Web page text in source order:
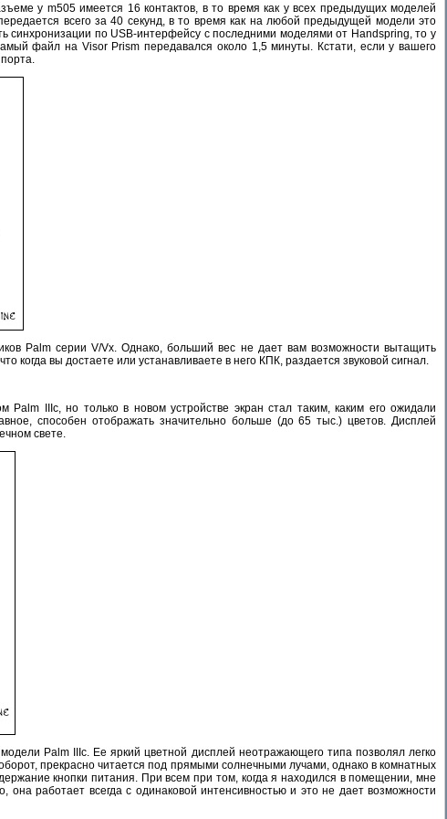
у m505 имеется 16 контактов, в то время как у всех предыдущих моделей
всего за 40 секунд, в то время как на любой предыдущей модели это
синхронизации по USB-интерфейсу с последними моделями от Handspring, то у
файл на Visor Prism передавался около 1,5 минуты. Кстати, если у вашего
Palm серии V/Vx. Однако, больший вес не дает вам возможности вытащить
вы достаете или устанавливаете в него КПК, раздается звуковой сигнал.
IIIc, но только в новом устройстве экран стал таким, каким его ожидали
способен отображать значительно больше (до 65 тыс.) цветов. Дисплей
свете.
Palm IIIc. Ее яркий цветной дисплей неотражающего типа позволял легко
прекрасно читается под прямыми солнечными лучами, однако в комнатных
кнопки питания. При всем при том, когда я находился в помещении, мне
она работает всегда с одинаковой интенсивностью и это не дает возможности